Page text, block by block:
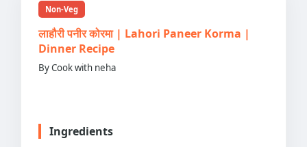
Non-Veg
लाहौरी पनीर कोरमा | Lahori Paneer Korma |
Dinner Recipe
By Cook with neha
Ingredients